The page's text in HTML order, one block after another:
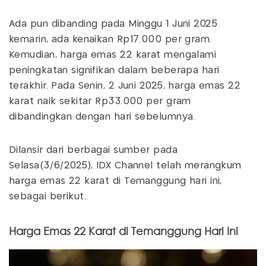
Ada pun dibanding pada Minggu 1 Juni 2025
kemarin, ada kenaikan Rp17.000 per gram.
Kemudian, harga emas 22 karat mengalami
peningkatan signifikan dalam beberapa hari
terakhir. Pada Senin, 2 Juni 2025, harga emas 22
karat naik sekitar Rp33.000 per gram
dibandingkan dengan hari sebelumnya.
Dilansir dari berbagai sumber pada
Selasa(3/6/2025), IDX Channel telah merangkum
harga emas 22 karat di Temanggung hari ini,
sebagai berikut.
Harga Emas 22 Karat di Temanggung Hari Ini